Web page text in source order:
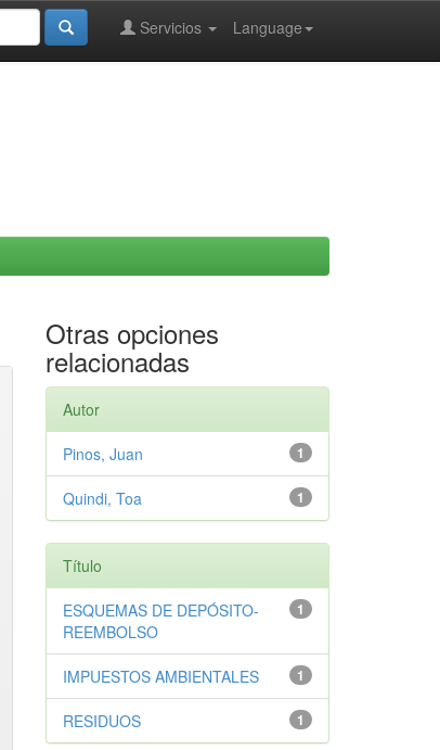
Language
Servicios
Otras opciones
relacionadas
Autor
1
Pinos, Juan
1
Quindi, Toa
Título
1
ESQUEMAS DE DEPÓSITO-
REEMBOLSO
1
IMPUESTOS AMBIENTALES
1
RESIDUOS